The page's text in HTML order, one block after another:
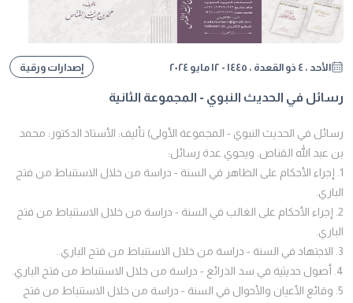
الأحد ، ٤ ذو القعدة ، ١٤٤٥ - ١٢ مايو ٢٠٢٤ إصدارات ورقية
رسائل في الحديث النبوي - المجموعة الثانية
رسائل في الحديث النبوي - المجموعة الأولى) تأليف: الأستاذ الدكتور: محمد
بن عبد الله القناص. ويحوي عدة رسائل:
1. إجراء الأحكام على الظاهر في السنة - دراسة من خلال الاستنباط من فتح
الباري.
2. إجراء الأحكام على الغالب في السنة - دراسة من خلال الاستنباط من فتح
الباري.
3. الاجتهاد في السنة - دراسة من خلال الاستنباط من فتح الباري..
4. أصول حديثية في سد الذرائع - دراسة من خلال الاستنباط من فتح الباري.
5. وقائع الأعيان والأحوال في السنة - دراسة من خلال الاستنباط من فتح